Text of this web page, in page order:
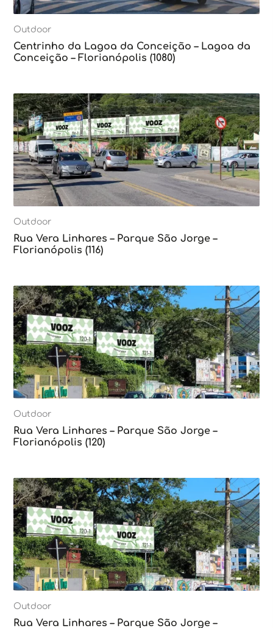
Outdoor
Centrinho da Lagoa da Conceição – Lagoa da
Conceição – Florianópolis (1080)
Outdoor
Rua Vera Linhares – Parque São Jorge –
Florianópolis (116)
Outdoor
Rua Vera Linhares – Parque São Jorge –
Florianópolis (120)
Outdoor
Rua Vera Linhares – Parque São Jorge –